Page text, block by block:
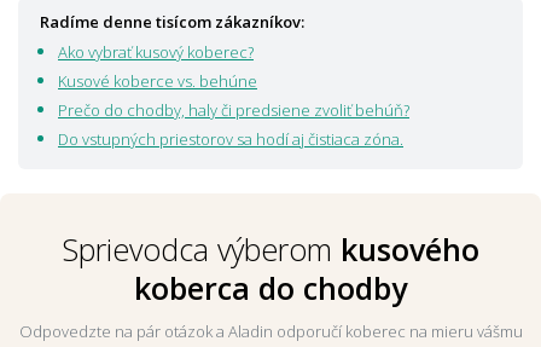
Radíme denne tisícom zákazníkov:
Ako vybrať kusový koberec?
Kusové koberce vs. behúne
Prečo do chodby, haly či predsiene zvoliť behúň?
Do vstupných priestorov sa hodí aj čistiaca zóna.
Prečítajte si
ďalšie informácie o kusových kobercoch do chodby a haly
Tip:
Pri výbere kusového koberca do chodby alebo haly môžete
nahliadnuť do kútika inšpirácie, ktorý pre vás pripravila naša
dizajnérka.
Sprievodca výberom kusového
koberca do chodby
Odpovedzte na pár otázok a Aladin odporučí koberec na mieru vášmu